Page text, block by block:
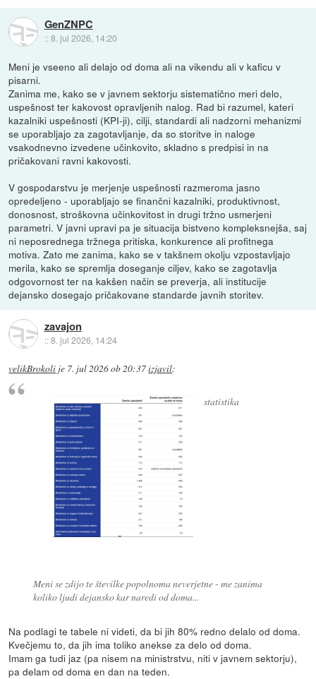
GenZNPC
::8. jul 2026, 14:20
Meni je vseeno ali delajo od doma ali na vikendu ali v kaficu v
pisarni.
Zanima me, kako se v javnem sektorju sistematično meri delo,
uspešnost ter kakovost opravljenih nalog. Rad bi razumel, kateri
kazalniki uspešnosti (KPI-ji), cilji, standardi ali nadzorni mehanizmi
se uporabljajo za zagotavljanje, da so storitve in naloge
vsakodnevno izvedene učinkovito, skladno s predpisi in na
pričakovani ravni kakovosti.
V gospodarstvu je merjenje uspešnosti razmeroma jasno
opredeljeno - uporabljajo se finančni kazalniki, produktivnost,
donosnost, stroškovna učinkovitost in drugi tržno usmerjeni
parametri. V javni upravi pa je situacija bistveno kompleksnejša, saj
ni neposrednega tržnega pritiska, konkurence ali profitnega
motiva. Zato me zanima, kako se v takšnem okolju vzpostavljajo
merila, kako se spremlja doseganje ciljev, kako se zagotavlja
odgovornost ter na kakšen način se preverja, ali institucije
dejansko dosegajo pričakovane standarde javnih storitev.
zavajon
::8. jul 2026, 14:24
velikBrokoli je 7. jul 2026 ob 20:37izjavil:
statistika
Meni se zdijo te številke popolnoma neverjetne - me zanima
koliko ljudi dejansko kar naredi od doma...
Na podlagi te tabele ni videti, da bi jih 80% redno delalo od doma.
Kvečjemu to, da jih ima toliko anekse za delo od doma.
Imam ga tudi jaz (pa nisem na ministrstvu, niti v javnem sektorju),
pa delam od doma en dan na teden.